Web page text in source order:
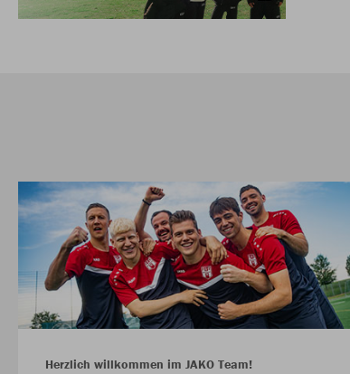
Herzlich willkommen im JAKO Team!